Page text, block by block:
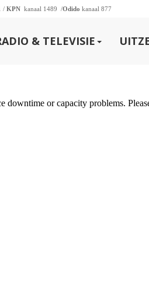
/ KPN kanaal 1489 /Odido kanaal 877
& TELEVISIE